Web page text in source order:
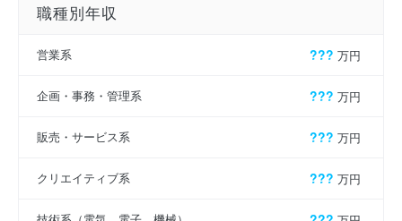
職種別年収
営業系 ??? 万円
企画・事務・管理系 ??? 万円
販売・サービス系 ??? 万円
クリエイティブ系 ??? 万円